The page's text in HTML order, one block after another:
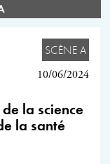
SCÈNE A
10/06/2024
la science
la santé